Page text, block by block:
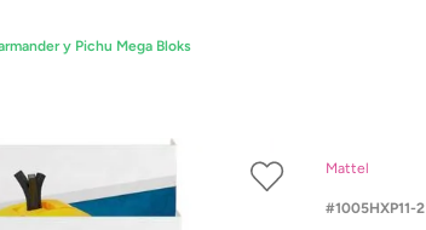
y Pichu Mega Bloks
Mattel
1005HXP11-2